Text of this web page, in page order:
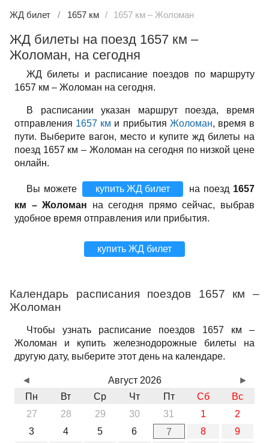
ЖД билет 1657 км 1657 км – Жоломан
ЖД билеты на поезд 1657 км –
Жоломан, на сегодня
ЖД билеты и расписание поездов по маршруту
1657 км – Жоломан на сегодня.
В расписании указан маршрут поезда, время
отправления 1657 км и прибытия Жоломан, время в
пути. Выберите вагон, место и купите жд билеты на
поезд 1657 км – Жоломан на сегодня по низкой цене
онлайн.
Вы можете купить ЖД билет на поезд 1657
км – Жоломан на сегодня прямо сейчас, выбрав
удобное время отправления или прибытия.
купить ЖД билет
Календарь расписания поездов 1657 км –
Жоломан
Чтобы узнать расписание поездов 1657 км –
Жоломан и купить железнодорожные билеты на
другую дату, выберите этот день на календаре.
Август 2026
Пн
Вт Ср Чт Пт Сб
Вс
27
28 29 30 31 1
2
3
4 5 6 7 8
9
◄ ►